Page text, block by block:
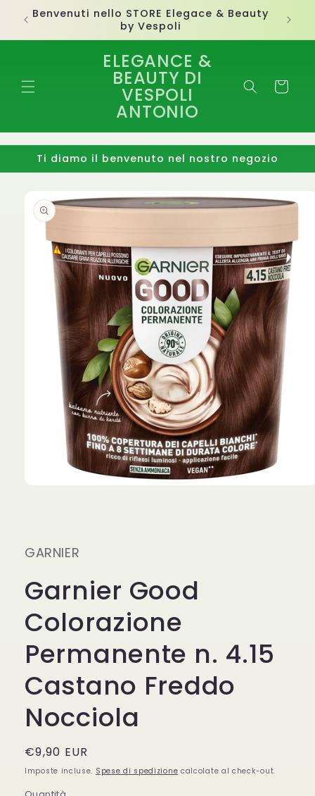
direttamente
ai contenuti
ELEGANCE &
BEAUTY DI
VESPOLI
ANTONIO
Carrello
Ti diamo il benvenuto nel nostro negozio
prodotto
modale
GARNIER
Garnier Good
Colorazione
Permanente n. 4.15
Castano Freddo
Nocciola
Prezzo
di
€9,90 EUR
Imposte incluse. Spese di spedizione calcolate al check-out.